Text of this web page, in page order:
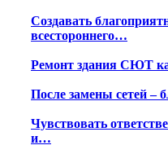
Создавать
всестороннего…
Ремонт здания СЮТ
После замены сетей –
Чувствовать
и…